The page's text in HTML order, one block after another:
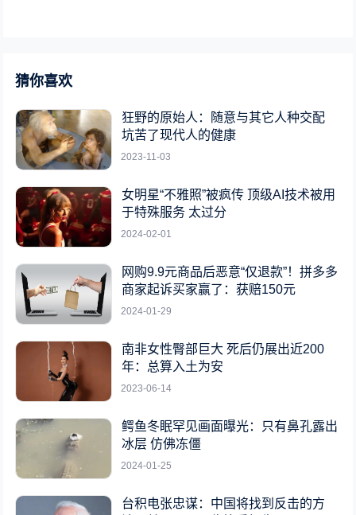
猜你喜欢
狂野的原始人：随意与其它人种交配
坑苦了现代人的健康
2023-11-03
女明星“不雅照”被疯传 顶级AI技术被用
于特殊服务 太过分
2024-02-01
网购9.9元商品后恶意“仅退款”！拼多多
商家起诉买家赢了：获赔150元
2024-01-29
南非女性臀部巨大 死后仍展出近200
年：总算入土为安
2023-06-14
鳄鱼冬眠罕见画面曝光：只有鼻孔露出
冰层 仿佛冻僵
2024-01-25
台积电张忠谋：中国将找到反击的方